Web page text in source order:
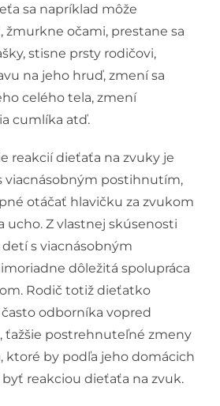
sa napríklad môže
žmurkne očami, prestane sa
stisne prsty rodičovi,
na jeho hruď, zmení sa
celého tela, zmení
cumlíka atď.
reakcií dieťaťa na zvuky je
viacnásobným postihnutím,
otáčať hlavičku za zvukom
ucho. Z vlastnej skúsenosti
s viacnásobným
dôležitá spolupráca
Rodič totiž dieťatko
odborníka vopred
ťažšie postrehnuteľné zmeny
ktoré by podľa jeho domácich
reakciou dieťaťa na zvuk.